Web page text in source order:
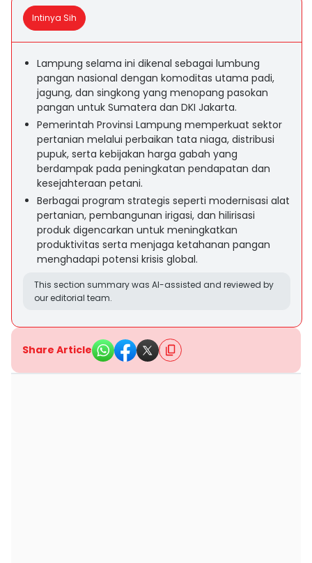
Intinya Sih
Lampung selama ini dikenal sebagai lumbung
pangan nasional dengan komoditas utama padi,
jagung, dan singkong yang menopang pasokan
pangan untuk Sumatera dan DKI Jakarta.
Pemerintah Provinsi Lampung memperkuat sektor
pertanian melalui perbaikan tata niaga, distribusi
pupuk, serta kebijakan harga gabah yang
berdampak pada peningkatan pendapatan dan
kesejahteraan petani.
Berbagai program strategis seperti modernisasi alat
pertanian, pembangunan irigasi, dan hilirisasi
produk digencarkan untuk meningkatkan
produktivitas serta menjaga ketahanan pangan
menghadapi potensi krisis global.
This section summary was AI-assisted and reviewed by
our editorial team.
Share Article